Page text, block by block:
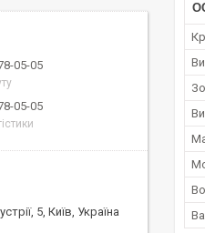
05-05
05-05
5, Київ, Україна